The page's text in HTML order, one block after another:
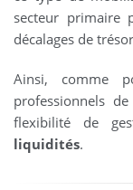
secteur primaire
décalages de
Ainsi, comme
professionnels
flexibilité de
liquidités.